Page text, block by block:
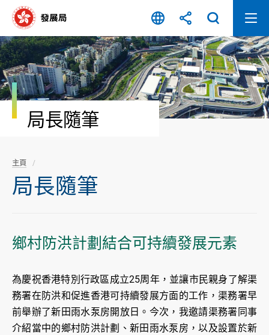
容
開
始
局長隨筆
主頁
局長隨筆
鄉村防洪計劃結合可持續發展元素
為慶祝香港特別行政區成立25周年，並讓市民親身了解渠
務署在防洪和促進香港可持續發展方面的工作，渠務署早
前舉辦了新田雨水泵房開放日。今次，我邀請渠務署同事
介紹當中的鄉村防洪計劃、新田雨水泵房，以及設置於新